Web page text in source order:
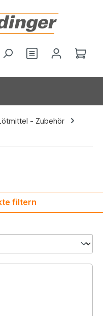
Du hast 0
- Zubehör
filtern